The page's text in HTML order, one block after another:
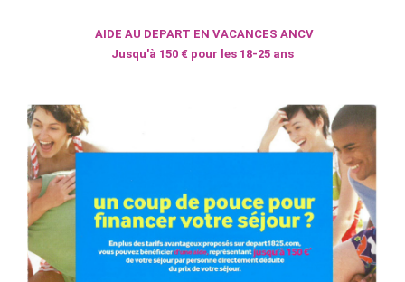
AIDE AU DEPART EN VACANCES ANCV
Jusqu'à 150 € pour les 18-25 ans